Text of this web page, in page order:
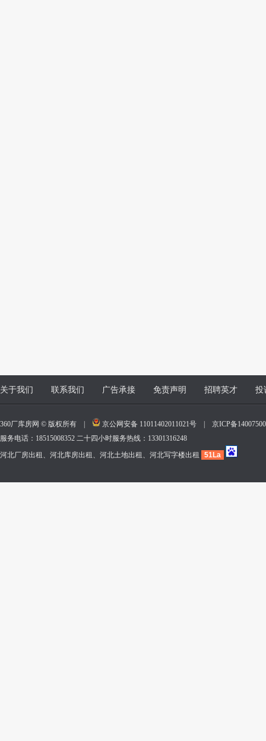
关于我们 联系我们 广告承接 免责声明 招聘英才 投
360厂库房网 © 版权所有 | 京公网安备 11011402011021号
京ICP备
服务电话：18515008352 二十四小时服务热线：13301316248
河北厂房出租、河北库房出租、河北土地出租、河北写字楼出租
51La